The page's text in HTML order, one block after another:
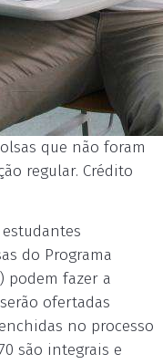
que não foram
regular. Crédito
do Programa
podem fazer a
ofertadas
no processo
são integrais e